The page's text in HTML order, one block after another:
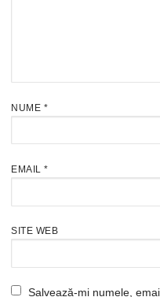
NUME *
EMAIL *
SITE WEB
Salvează-mi numele,